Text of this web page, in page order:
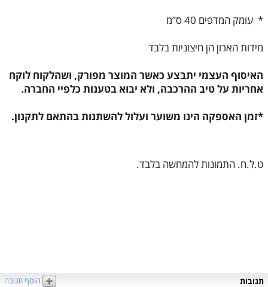
* עומק המדפים 40 ס”מ
מידות הארון הן חיצוניות בלבד
האיסוף העצמי יתבצע כאשר המוצר מפורק, ושהלקוח לוקח
אחריות על טיב ההרכבה, ולא יבוא בטענות כלפיי החברה.
*זמן האספקה הינו משוער ועלול להשתנות בהתאם לתקנון.
ט.ל.ח. התמונות להמחשה בלבד.
תגובות הוסף תגובה